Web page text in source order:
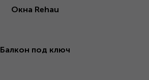
Окна Rehau
Балкон под ключ